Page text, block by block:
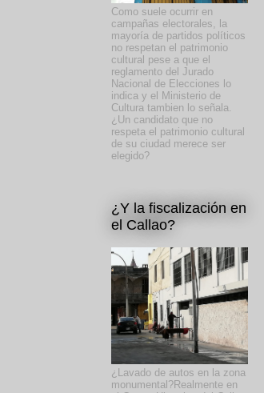
Como suele ocurrir en
campañas electorales, la
mayoría de partidos políticos
no respetan el patrimonio
cultural pese a que el
reglamento del Jurado
Nacional de Elecciones lo
indica y el Ministerio de
Cultura tambien lo señala.
¿Un candidato que no
respeta el patrimonio cultural
de su ciudad merece ser
elegido?
¿Y la fiscalización en
el Callao?
¿Lavado de autos en la zona
monumental?Realmente en